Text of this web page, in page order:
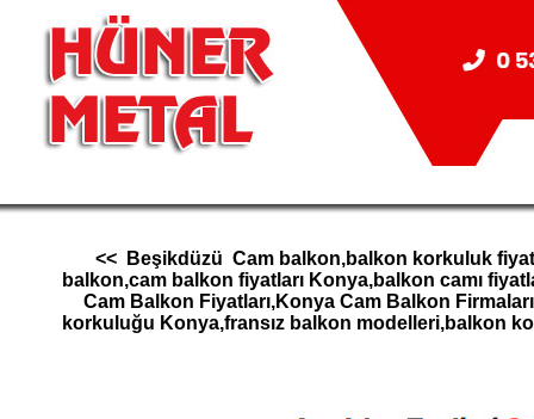
<< Beşikdüzü Cam balkon,balkon korkuluk
balkon,cam balkon fiyatları Konya,balkon camı
Cam Balkon Fiyatları,Konya Cam Balkon
korkuluğu Konya,fransız balkon modelleri,balkon